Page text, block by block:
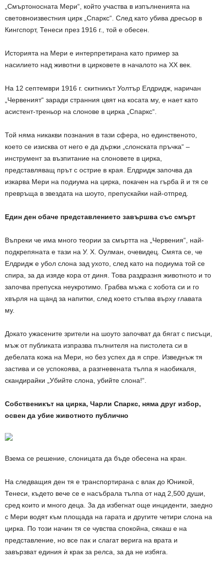
„Смъртоносната Мери“, който участва в изпълненията на
световноизвестния цирк „Спаркс“. След като убива дресьор в
Кингспорт, Тенеси през 1916 г., той е обесен.
Историята на Мери е интерпретирана като пример за
насилието над животни в цирковете в началото на ХХ век.
На 12 септември 1916 г. скитникът Уолтър Елдридж, наричан
„Червеният“ заради странния цвят на косата му, е нает като
асистент-треньор на слонове в цирка „Спаркс“.
Той няма никакви познания в тази сфера, но единственото,
което се изисква от него е да държи „слонската пръчка“ –
инструмент за възпитание на слоновете в цирка,
представляващ прът с острие в края. Елдридж започва да
изкарва Мери на подиума на цирка, покачен на гърба й и тя се
превръща в звездата на шоуто, препускайки най-отпред.
Един ден обаче представлението завършва със смърт
Въпреки че има много теории за смъртта на „Червения“, най-
подкрепяната е тази на У. Х. Оулман, очевидец. Смята се, че
Елдридж е убол слона зад ухото, след като на подиума той се
спира, за да изяде кора от диня. Това раздразня животното и то
започва препуска неукротимо. Грабва мъжа с хобота си и го
хвърля на щанд за напитки, след което стъпва върху главата
му.
Докато ужасените зрители на шоуто започват да бягат с писъци,
мъж от публиката изпразва пълнителя на пистолета си в
дебелата кожа на Мери, но без успех да я спре. Изведнъж тя
застива и се успокоява, а разгневената тълпа я наобикаля,
скандирайки „Убийте слона, убийте слона!“.
Собственикът на цирка, Чарли Спаркс, няма друг избор,
освен да убие животното публично
Взема се решение, слоницата да бъде обесена на кран.
На следващия ден тя е транспортирана с влак до Юникой,
Тенеси, където вече се е насъбрала тълпа от над 2,500 души,
сред които и много деца. За да избегнат още инциденти, заедно
с Мери водят към площада на гарата и другите четири слона на
цирка. По този начин тя се чувства спокойна, сякаш е на
представление, но все пак и слагат верига на врата и
завързват единия ѝ крак за релса, за да не избяга.